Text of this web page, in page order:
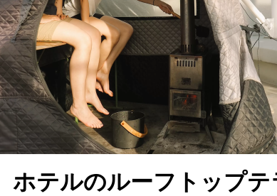
ホテルのルーフトップ